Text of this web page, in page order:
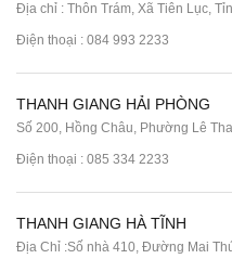
Địa chỉ : Thôn Trám, Xã Tiên Lục,
Điện thoại : 084 993 2233
THANH GIANG HẢI PHÒNG
Số 200, Hồng Châu, Phường Lê
Điện thoại : 085 334 2233
THANH GIANG HÀ TĨNH
Địa Chỉ :Số nhà 410, Đường Mai